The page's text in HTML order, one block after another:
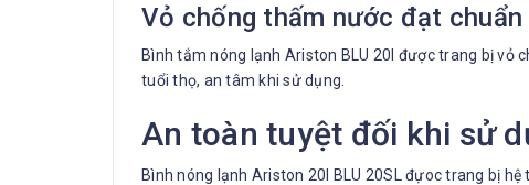
Vỏ chống thấm nước đạt chuẩn
Bình tắm nóng lạnh Ariston BLU 20l được trang bị vỏ
tuổi thọ, an tâm khi sử dụng.
An toàn tuyệt đối khi sử
Bình nóng lạnh Ariston 20l BLU 20SL đựoc trang bị